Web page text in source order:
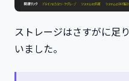
ストレージはさすがに足
いました。